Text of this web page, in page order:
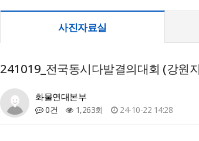
사진자료실
241019_전국동시다발결의대회 (강원
화물연대본부
0건 1,263회 24-10-22 14:28